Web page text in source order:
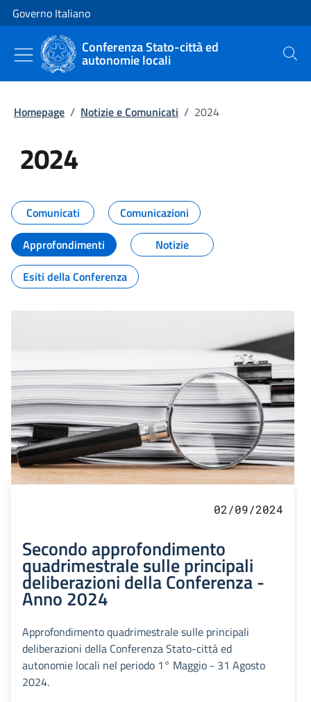
Vai al contenuto
Vai alla navigazione del sito
Governo Italiano
Conferenza Stato-città ed
autonomie locali Cerca
Homepage / Notizie e Comunicati / 2024
2024
Tutti i contenuti della pagina
Comunicati
Comunicazioni
Approfondimenti
Notizie
Esiti della Conferenza
02/09/2024
Secondo approfondimento
quadrimestrale sulle principali
deliberazioni della Conferenza -
Anno 2024
Approfondimento quadrimestrale sulle principali
deliberazioni della Conferenza Stato-città ed
autonomie locali nel periodo 1° Maggio - 31 Agosto
2024.